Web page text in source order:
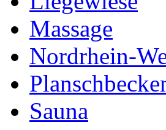
Massage
Nordrhein-
Sauna